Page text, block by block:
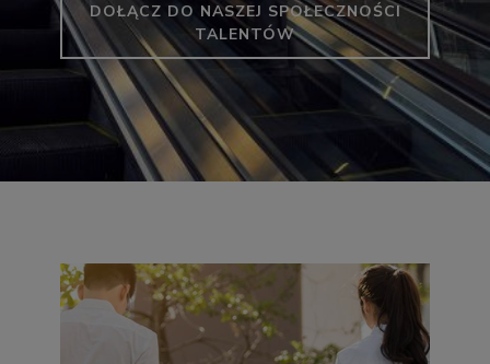
DOŁĄCZ DO NASZEJ SPOŁECZNOŚCI
TALENTÓW